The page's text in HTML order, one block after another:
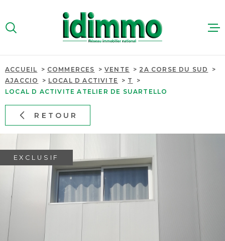
la
menu
contenu
ACHETER
QUI
NOUS
ACCUEIL COMMERCES VENTE
2A CORSE DU SUD
AJACCIO
LOCAL D ACTIVITE
T
LOCAL D ACTIVITE ATELIER DE SUARTELLO
RETOUR
EXCLUSIF
VOTRE
RECHERCHE
TYPE
VENTE IMMOBILIER
PAYS
VILLE
VILLE